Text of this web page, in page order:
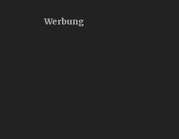
Werbung